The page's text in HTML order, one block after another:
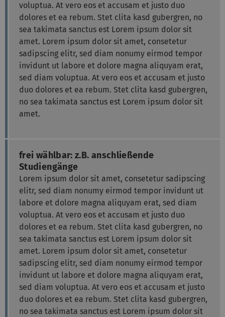
voluptua. At vero eos et accusam et justo duo
dolores et ea rebum. Stet clita kasd gubergren, no
sea takimata sanctus est Lorem ipsum dolor sit
amet. Lorem ipsum dolor sit amet, consetetur
sadipscing elitr, sed diam nonumy eirmod tempor
invidunt ut labore et dolore magna aliquyam erat,
sed diam voluptua. At vero eos et accusam et justo
duo dolores et ea rebum. Stet clita kasd gubergren,
no sea takimata sanctus est Lorem ipsum dolor sit
amet.
frei wählbar: z.B. anschließende
Studiengänge
Lorem ipsum dolor sit amet, consetetur sadipscing
elitr, sed diam nonumy eirmod tempor invidunt ut
labore et dolore magna aliquyam erat, sed diam
voluptua. At vero eos et accusam et justo duo
dolores et ea rebum. Stet clita kasd gubergren, no
sea takimata sanctus est Lorem ipsum dolor sit
amet. Lorem ipsum dolor sit amet, consetetur
sadipscing elitr, sed diam nonumy eirmod tempor
invidunt ut labore et dolore magna aliquyam erat,
sed diam voluptua. At vero eos et accusam et justo
duo dolores et ea rebum. Stet clita kasd gubergren,
no sea takimata sanctus est Lorem ipsum dolor sit